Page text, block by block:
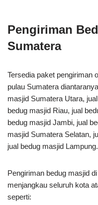
Pengiriman
Sumatera
Tersedia paket pengiriman
pulau Sumatera
masjid Sumatera Utara,
bedug masjid Riau, jual
bedug masjid Jambi, jual
masjid Sumatera Selatan,
jual bedug masjid Lampung.
Pengiriman bedug masjid
menjangkau seluruh kota
seperti: